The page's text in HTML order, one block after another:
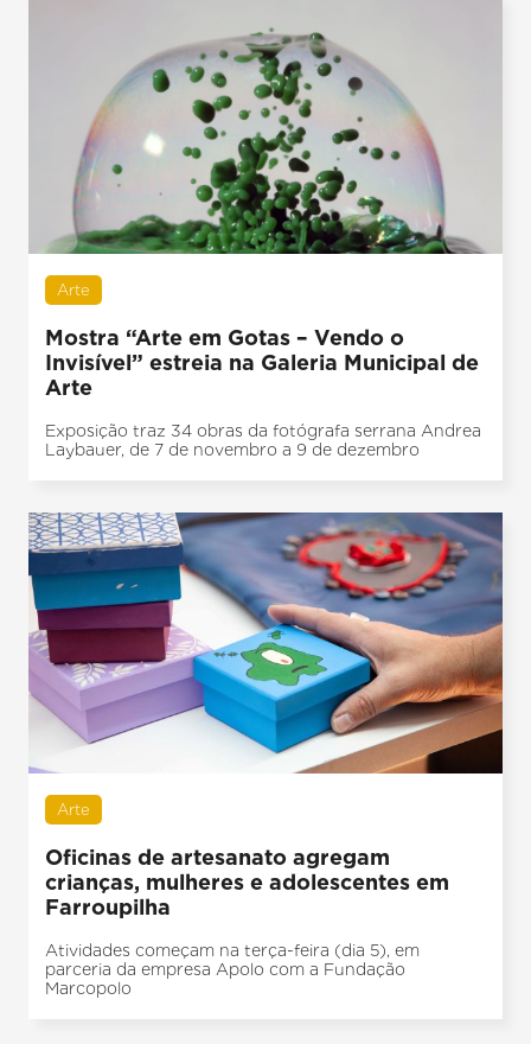
Arte
Mostra “Arte em Gotas – Vendo o
Invisível” estreia na Galeria Municipal de
Arte
Exposição traz 34 obras da fotógrafa serrana Andrea
Laybauer, de 7 de novembro a 9 de dezembro
Arte
Oficinas de artesanato agregam
crianças, mulheres e adolescentes em
Farroupilha
Atividades começam na terça-feira (dia 5), em
parceria da empresa Apolo com a Fundação
Marcopolo